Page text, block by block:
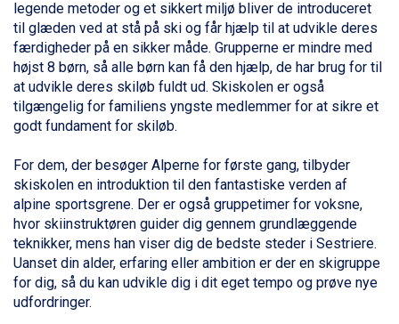
Ponte di Legno fra DKK 4.745
Sauze dOulx fra DKK 4.045
Alleghe fra DKK 5.595
Bad Gastein fra DKK 4.195
Arabba fra DKK 7.045
La Thuile fra DKK 4.595
Val Thorens fra DKK 5.395
Cervinia fra DKK 5.295
Sölden fra DKK 8.445
Bad Hofgastein fra DKK 5.495
Passo Tonale fra DKK 3.795
Saalbach fra DKK 5.945
Champoluc fra DKK 3.795
Sestriere fra DKK 4.395
Fieberbrunn fra DKK 6.145
Wagrain fra DKK 4.645
legende metoder og et sikkert miljø bliver de introduceret
til glæden ved at stå på ski og får hjælp til at udvikle deres
færdigheder på en sikker måde. Grupperne er mindre med
højst 8 børn, så alle børn kan få den hjælp, de har brug for til
at udvikle deres skiløb fuldt ud. Skiskolen er også
tilgængelig for familiens yngste medlemmer for at sikre et
godt fundament for skiløb.
For dem, der besøger Alperne for første gang, tilbyder
skiskolen en introduktion til den fantastiske verden af
alpine sportsgrene. Der er også gruppetimer for voksne,
hvor skiinstruktøren guider dig gennem grundlæggende
teknikker, mens han viser dig de bedste steder i Sestriere.
Uanset din alder, erfaring eller ambition er der en skigruppe
for dig, så du kan udvikle dig i dit eget tempo og prøve nye
udfordringer.